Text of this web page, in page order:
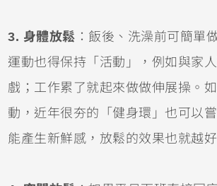
3. 身體放鬆 ：飯後、洗澡前可簡單
運動也得保持「活動」，例如與家
戲；工作累了就起來做做伸展操。
動，近年很夯的「健身環」也可以
能產生新鮮感，放鬆的效果也就越好